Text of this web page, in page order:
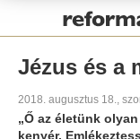
Jézus és a
2018. augusztus 18.,
„Ő az életünk
kenyér.